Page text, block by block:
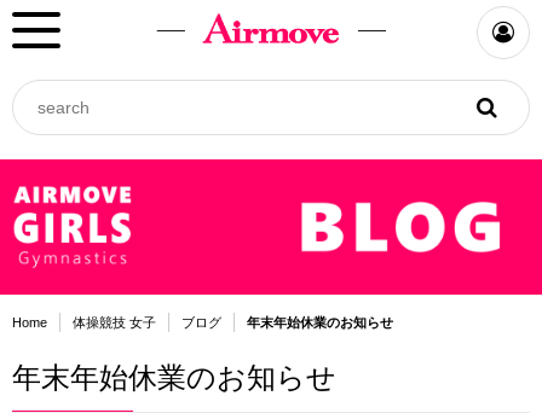
Home 体操競技 女子 ブログ 年末年始休業のお知らせ
年末年始休業のお知らせ